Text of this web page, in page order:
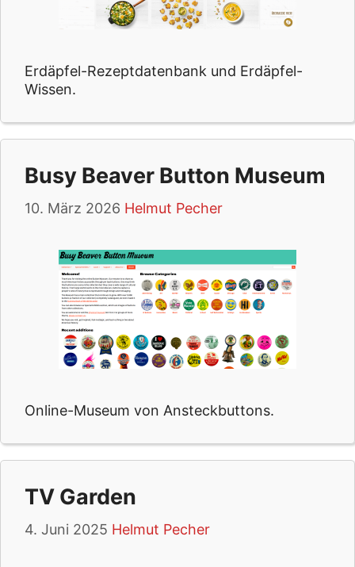
Erdäpfel-Rezeptdatenbank und Erdäpfel-
Wissen.
Busy Beaver Button Museum
10. März 2026 Helmut Pecher
Online-Museum von Ansteckbuttons.
TV Garden
4. Juni 2025 Helmut Pecher